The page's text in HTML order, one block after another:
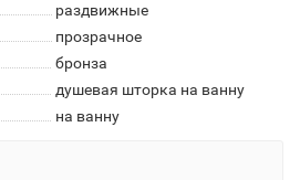
раздвижные
прозрачное
бронза
душевая шторка на ванну
на ванну